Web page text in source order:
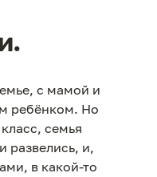
с мамой и
ребёнком. Но
семья
развелись, и,
в какой-то